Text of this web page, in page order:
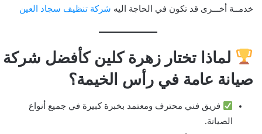
خدمــة أخـــرى قد تكون في الحاجة اليه شركة تنظيف سجاد العين
لماذا تختار زهرة كلين كأفضل شركة
صيانة عامة في رأس الخيمة؟
فريق فني محترف ومعتمد بخبرة كبيرة في جميع أنواع
الصيانة.